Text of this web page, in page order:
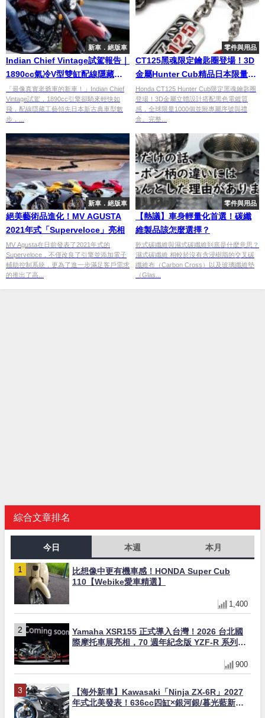
新車．絕版車
Indian Chief Vintage試駕報告｜
1890cc氣冷V型雙缸配線隱藏工
藝令人嘆服 338萬日圓起
「最像真實老爺車的新車！」Indian Chief
Vintage試駕，1890cc引擎卻騎來輕快如
飛，配線隱藏工藝領先日本新古典車型數
步，...
零件與用品
CT125黑魂限定鑰匙圈登場！3D
金屬Hunter Cub精品日本限量開
賣
Honda CT125 Hunter Cub限定黑魂鑰匙圈
登場！3D金屬立體設計搭配黑色電鍍質
感，全球限量1000個並附專屬序號與禮
盒。完整...
新車．絕版車
絕美藝術品進化！MV AGUSTA
2021年式「Superveloce」亮相
MV Agusta在日前發表了2021年式的
Superveloce，不僅改良了引擎並添加電子
輔助控制系統，更為了進一步滿足客戶需求
的推出了高...
零件與用品
【熱議】車身輕量化首選！碳纖
維製品該怎麼選擇？
乾式碳纖維與濕式碳纖維到底是什麼意思？
濕式碳纖維 相較於沒有含浸樹脂的交叉碳
纖維布（Carbon Cross）以及玻璃纖維墊
（Glas...
綜合文章排名
今日 本週 本月
比想像中更有機車感！HONDA Super Cub
110【Webike愛車精選】
1,400
Yamaha XSR155 正式導入台灣！2026 台北國
際摩托車展亮相，70 週年紀念版 YZF-R 系列限
900
【海外新車】Kawasaki「Ninja ZX-6R」2027
年式北美發表！636cc四缸×銀河銀/暮光藍新色